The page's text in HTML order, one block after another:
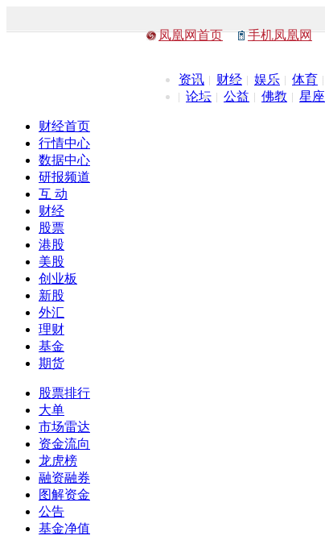
凤凰网首页 手机凤凰网
资讯 财经 娱乐 体育
论坛
公益 佛教 星座
财经首页
行情中心
数据中心
研报频道
互 动
财经
股票
港股
美股
创业板
新股
外汇
理财
基金
期货
股票排行
大单
市场雷达
资金流向
龙虎榜
融资融券
图解资金
公告
基金净值